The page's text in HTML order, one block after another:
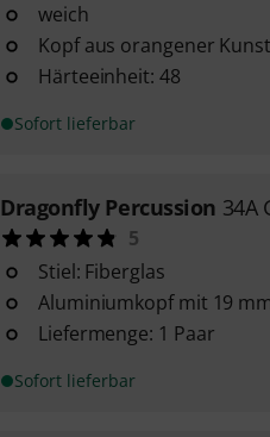
weich
Kopf aus orangener
Härteeinheit: 48
Sofort lieferbar
Dragonfly Percussion 34A
5
Stiel: Fiberglas
Aluminiumkopf mit 19
Liefermenge: 1 Paar
Sofort lieferbar